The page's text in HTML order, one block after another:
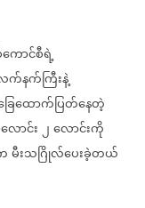
ောင်စီရဲ့
က်နက်ကြီးနဲ့
ြေထောက်ပြတ်နေတဲ့
ာင်း၂လောင်းကို
မီးသဂြိုလ်ပေးခဲ့တယ်